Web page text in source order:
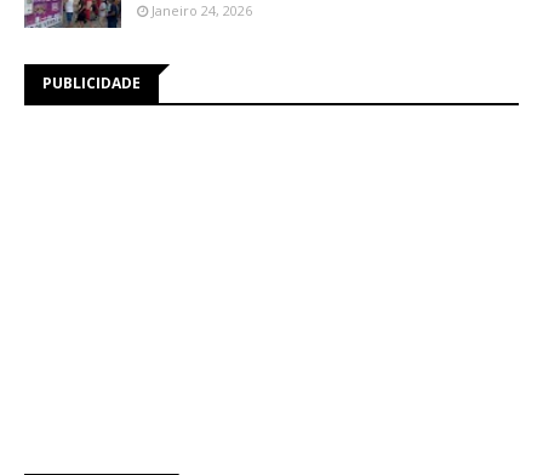
Janeiro 24, 2026
PUBLICIDADE